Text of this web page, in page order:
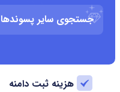
جستجوی سایر پسوندها
هزینه ثبت دامنه